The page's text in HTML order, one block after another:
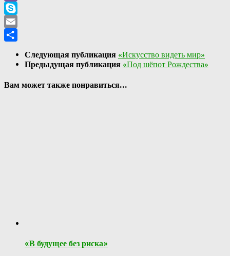
Viber
Skype
Email
Следующая публикация «Искусство видеть мир»
Предыдущая публикация «Под шёпот Рождества»
Вам может также понравиться...
«В будущее без риска»